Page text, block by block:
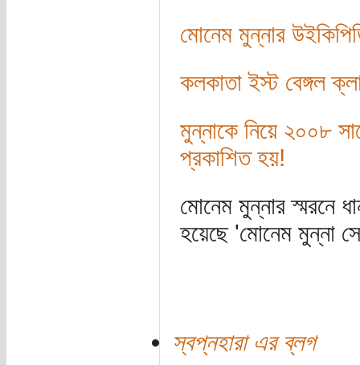
মোনেম মুন্নার
কলকাতা ইস্ট বেঙ্গল
মুন্নাকে নিয়ে ২০০৮
প্রকাশিত হয়!
মোনেম মুন্নার স্মরনে
হয়েছে 'মোনেম মুন্না
স্বপ্নহারা এর ব্লগ